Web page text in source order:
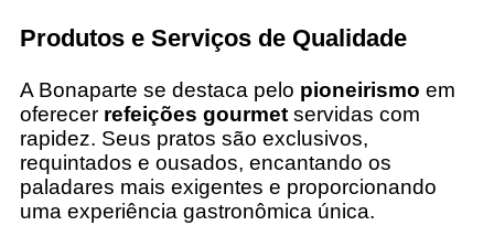
Produtos e Serviços de Qualidade
A Bonaparte se destaca pelo pioneirismo em
oferecer refeições gourmetservidas com
rapidez. Seus pratos são exclusivos,
requintados e ousados, encantando os
paladares mais exigentes e proporcionando
uma experiência gastronômica única.